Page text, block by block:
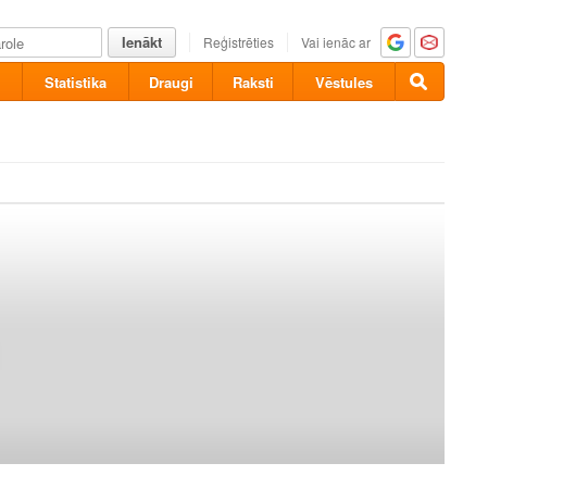
Ienākt Reģistrēties Vai ienāc ar
Statistika Draugi Raksti Vēstules